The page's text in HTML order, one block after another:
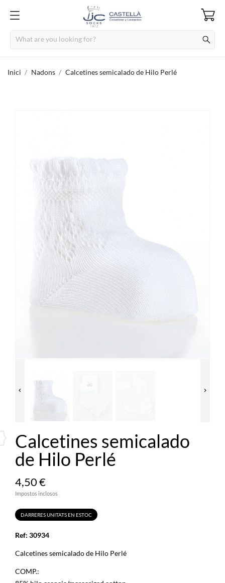
Inici Nadons Calcetines semicalado de Hilo Perlé
 
Calcetines semicalado
de Hilo Perlé
4,50 €
Impostos inclosos
DARRERES UNITATS EN ESTOC
Ref: 30934
Calcetines semicalado de Hilo Perlé
COMP.: